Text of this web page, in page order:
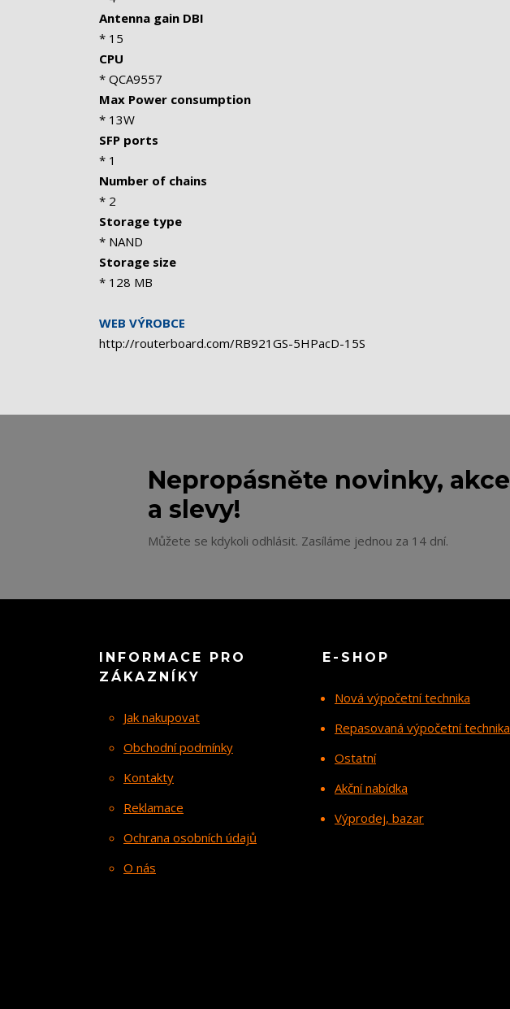
Antenna gain DBI
* 15
CPU
* QCA9557
Max Power consumption
* 13W
SFP ports
* 1
Number of chains
* 2
Storage type
* NAND
Storage size
* 128 MB
WEB VÝROBCE
http://routerboard.com/RB921GS-5HPacD-15S
Nepropásněte novinky, akce
a slevy!
Můžete se kdykoli odhlásit. Zasíláme jednou za 14 dní.
INFORMACE PRO
ZÁKAZNÍKY
Jak nakupovat
Obchodní podmínky
Kontakty
Reklamace
Ochrana osobních údajů
O nás
E-SHOP
Nová výpočetní technika
Repasovaná výpočetní technika
Ostatní
Akční nabídka
Výprodej, bazar